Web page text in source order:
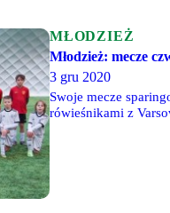
MŁODZIEŻ
Młodzież: mecze
3 gru 2020
Swoje mecze
rówieśnikami z